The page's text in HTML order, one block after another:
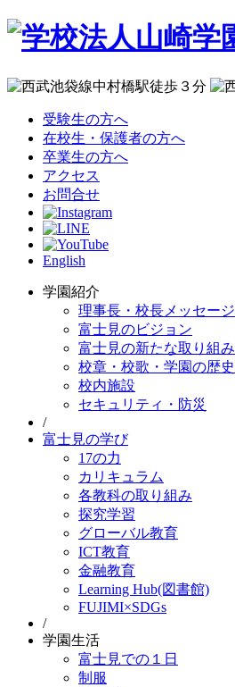
受験生の方へ
在校生・保護者の方へ
卒業生の方へ
アクセス
お問合せ
English
学園紹介
理事長・校長メッセージ
富士見のビジョン
富士見の新たな取り組み
校章・校歌・学園の歴史
校内施設
セキュリティ・防災
/
富士見の学び
17の力
カリキュラム
各教科の取り組み
探究学習
グローバル教育
ICT教育
金融教育
Learning Hub(図書館)
FUJIMI×SDGs
/
学園生活
富士見での１日
制服